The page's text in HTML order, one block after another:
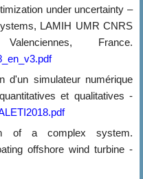
under uncertainty –
LAMIH UMR CNRS
France.
d'un simulateur numérique
et qualitatives -
of a complex system.
offshore wind turbine -